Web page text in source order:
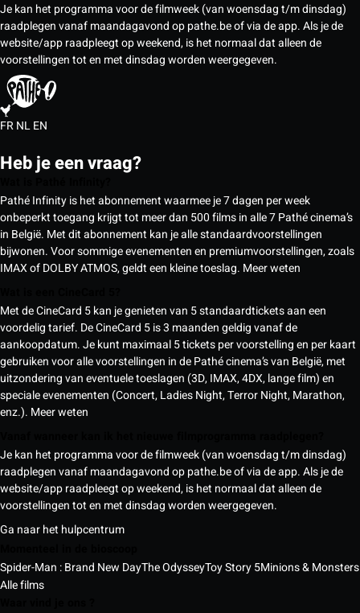
Je kan het programma voor de filmweek (van woensdag t/m dinsdag)
raadplegen vanaf maandagavond op pathe.be of via de app. Als je de
website/app raadpleegt op weekend, is het normaal dat alleen de
voorstellingen tot en met dinsdag worden weergegeven.
FRNLEN
Heb je een vraag?
Pathé Infinity is het abonnement waarmee je 7 dagen per week
onbeperkt toegang krijgt tot meer dan 500 films in alle 7 Pathé cinema’s
in België. Met dit abonnement kan je alle standaardvoorstellingen
bijwonen. Voor sommige evenementen en premiumvoorstellingen, zoals
IMAX of DOLBY ATMOS, geldt een kleine toeslag. Meer weten
Met de CineCard 5 kan je genieten van 5 standaardtickets aan een
voordelig tarief. De CineCard 5 is 3 maanden geldig vanaf de
aankoopdatum. Je kunt maximaal 5 tickets per voorstelling en per kaart
gebruiken voor alle voorstellingen in de Pathé cinema’s van België, met
uitzondering van eventuele toeslagen (3D, IMAX, 4DX, lange film) en
speciale evenementen (Concert, Ladies Night, Terror Night, Marathon,
enz.). Meer weten
Je kan het programma voor de filmweek (van woensdag t/m dinsdag)
raadplegen vanaf maandagavond op pathe.be of via de app. Als je de
website/app raadpleegt op weekend, is het normaal dat alleen de
voorstellingen tot en met dinsdag worden weergegeven.
Ga naar het hulpcentrum
Spider-Man : Brand New DayThe OdysseyToy Story 5Minions & Monsters
Alle films